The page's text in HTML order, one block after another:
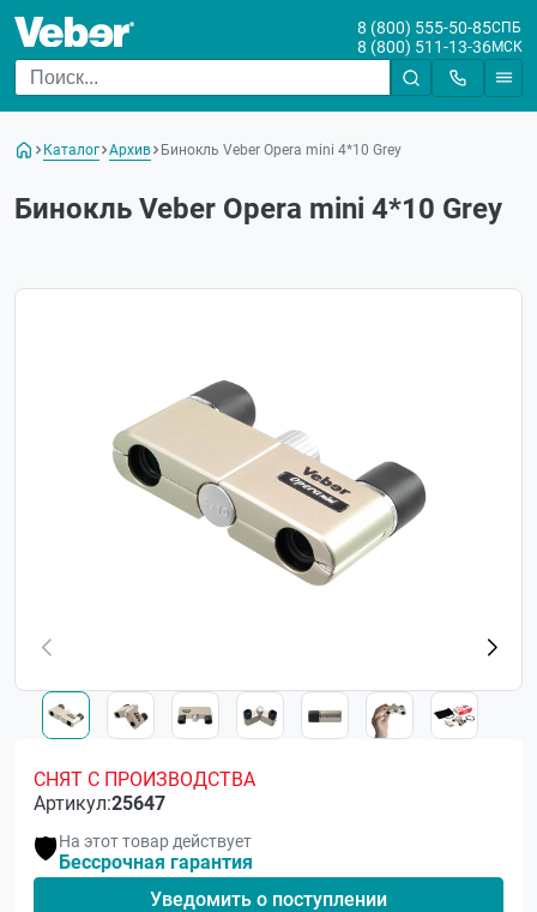
8 (800) 555-50-85СПБ
8 (800) 511-13-36МСК
Каталог Архив Бинокль Veber Opera mini 4*10 Grey
Бинокль Veber Opera mini 4*10 Grey
СНЯТ С ПРОИЗВОДСТВА
Артикул:25647
🛡️На этот товар действует
Бессрочная гарантия
Уведомить о поступлении